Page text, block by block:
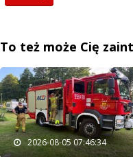
To też może Cię
2026-08-05 07:46:34